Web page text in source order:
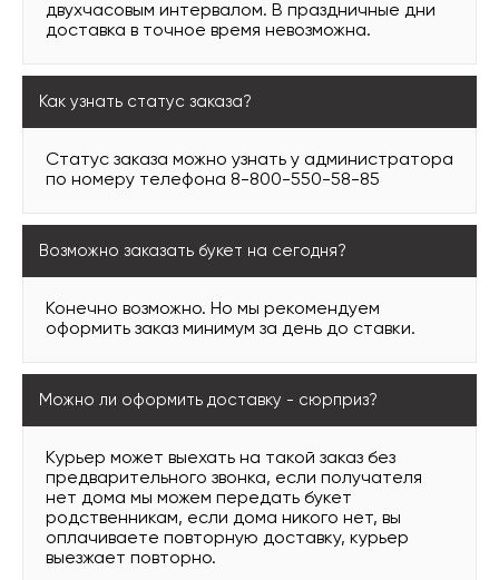
двухчасовым интервалом. В праздничные дни
доставка в точное время невозможна.
Как узнать статус заказа?
Статус заказа можно узнать у администратора
по номеру телефона 8-800-550-58-85
Возможно заказать букет на сегодня?
Конечно возможно. Но мы рекомендуем
оформить заказ минимум за день до ставки.
Можно ли оформить доставку - сюрприз?
Курьер может выехать на такой заказ без
предварительного звонка, если получателя
нет дома мы можем передать букет
родственникам, если дома никого нет, вы
оплачиваете повторную доставку, курьер
выезжает повторно.